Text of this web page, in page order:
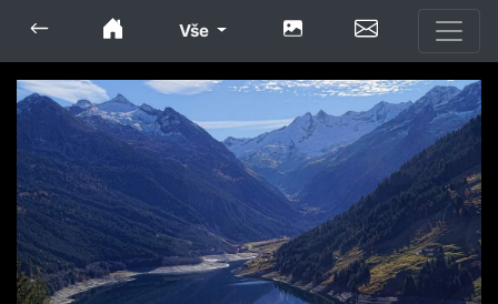
Vše